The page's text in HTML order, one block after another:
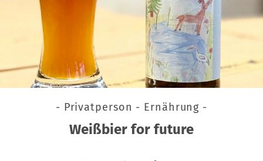
- Privatperson - Ernährung -
Weißbier for future